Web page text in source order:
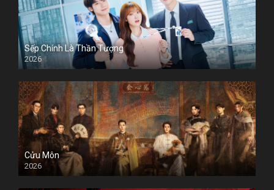
Sếp Chính Là Thần Tượng
2026
Cửu Môn
2026